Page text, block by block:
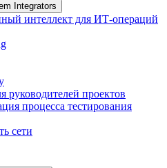
Integrators
интеллект для ИТ-операций
руководителей проектов
процесса тестирования
сети